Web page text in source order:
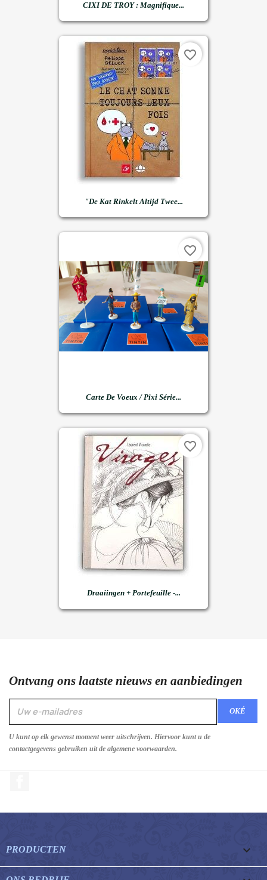
CIXI DE TROY : Magnifique...
"de Kat Rinkelt Altijd Twee...
favorite_border
Carte De Voeux / Pixi Série...
favorite_border
Draaiingen + Portefeuille -...
favorite_border
Ontvang ons laatste nieuws en aanbiedingen
U kunt op elk gewenst moment weer uitschrijven. Hiervoor kunt u de
contactgegevens gebruiken uit de algemene voorwaarden.
PRODUCTEN 